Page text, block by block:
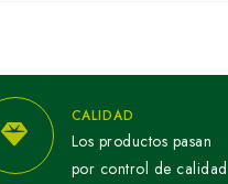
CALIDAD
Los productos pasan
por control de calidad